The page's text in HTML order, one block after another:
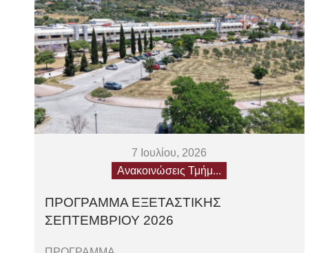
7 Ιουλίου, 2026
Ανακοινώσεις Τμήμ...
ΠΡΟΓΡΑΜΜΑ ΕΞΕΤΑΣΤΙΚΗΣ
ΣΕΠΤΕΜΒΡΙΟΥ 2026